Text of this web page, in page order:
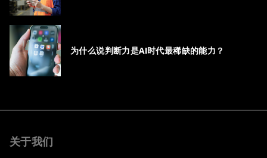
为什么说判断力是AI时代最稀缺的能力？
关于我们